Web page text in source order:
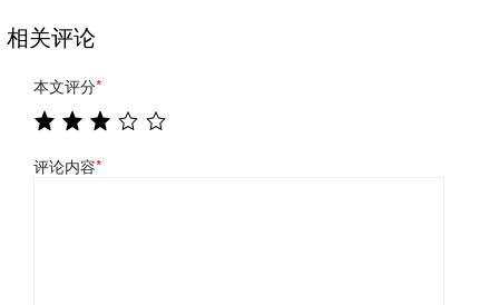
相关评论
本文评分*
评论内容*